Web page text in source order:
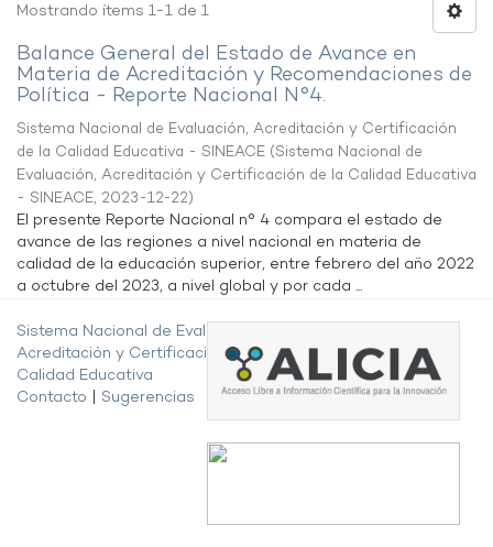
Mostrando ítems 1-1 de 1
Balance General del Estado de Avance en
Materia de Acreditación y Recomendaciones de
Política - Reporte Nacional N°4.
Sistema Nacional de Evaluación, Acreditación y Certificación
de la Calidad Educativa - SINEACE (Sistema Nacional de
Evaluación, Acreditación y Certificación de la Calidad Educativa
- SINEACE, 2023-12-22)
El presente Reporte Nacional n° 4 compara el estado de
avance de las regiones a nivel nacional en materia de
calidad de la educación superior, entre febrero del año 2022
a octubre del 2023, a nivel global y por cada ...
Sistema Nacional de Evaluación,
Acreditación y Certificación de la
Calidad Educativa
Contacto
Sugerencias